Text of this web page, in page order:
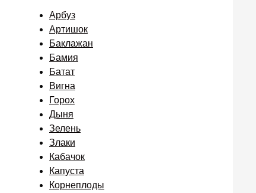
Арбуз
Артишок
Баклажан
Бамия
Батат
Вигна
Горох
Дыня
Зелень
Злаки
Кабачок
Капуста
Корнеплоды